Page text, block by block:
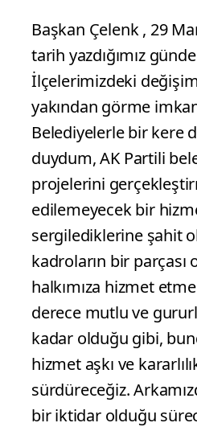
Başkan Çelenk , 29
tarih yazdığımız
İlçelerimizdeki
yakından görme
Belediyelerle bir kere
duydum, AK Partili
projelerini
edilemeyecek bir
sergilediklerine şahit
kadroların bir parçası
halkımıza hizmet
derece mutlu ve
kadar olduğu gibi,
hizmet aşkı ve
sürdüreceğiz.
bir iktidar olduğu